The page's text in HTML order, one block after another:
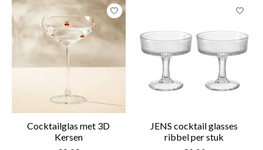
Cocktailglas met 3D
Kersen
JENS cocktail glasses
ribbel per stuk